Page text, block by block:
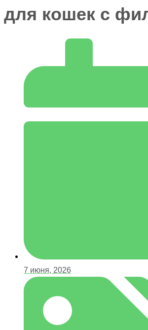
для кошек с
7 июня, 2026